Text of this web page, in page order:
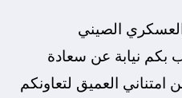
الصيني
بكم نيابة عن سعادة
امتناني العميق لتعاونكم